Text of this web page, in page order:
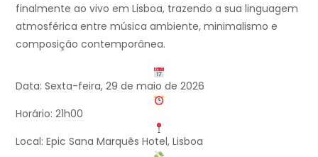
finalmente ao vivo em Lisboa, trazendo a sua linguagem
atmosférica entre música ambiente, minimalismo e
composição contemporânea.
Data: Sexta-feira, 29 de maio de 2026
Horário: 21h00
Local: Epic Sana Marquês Hotel, Lisboa